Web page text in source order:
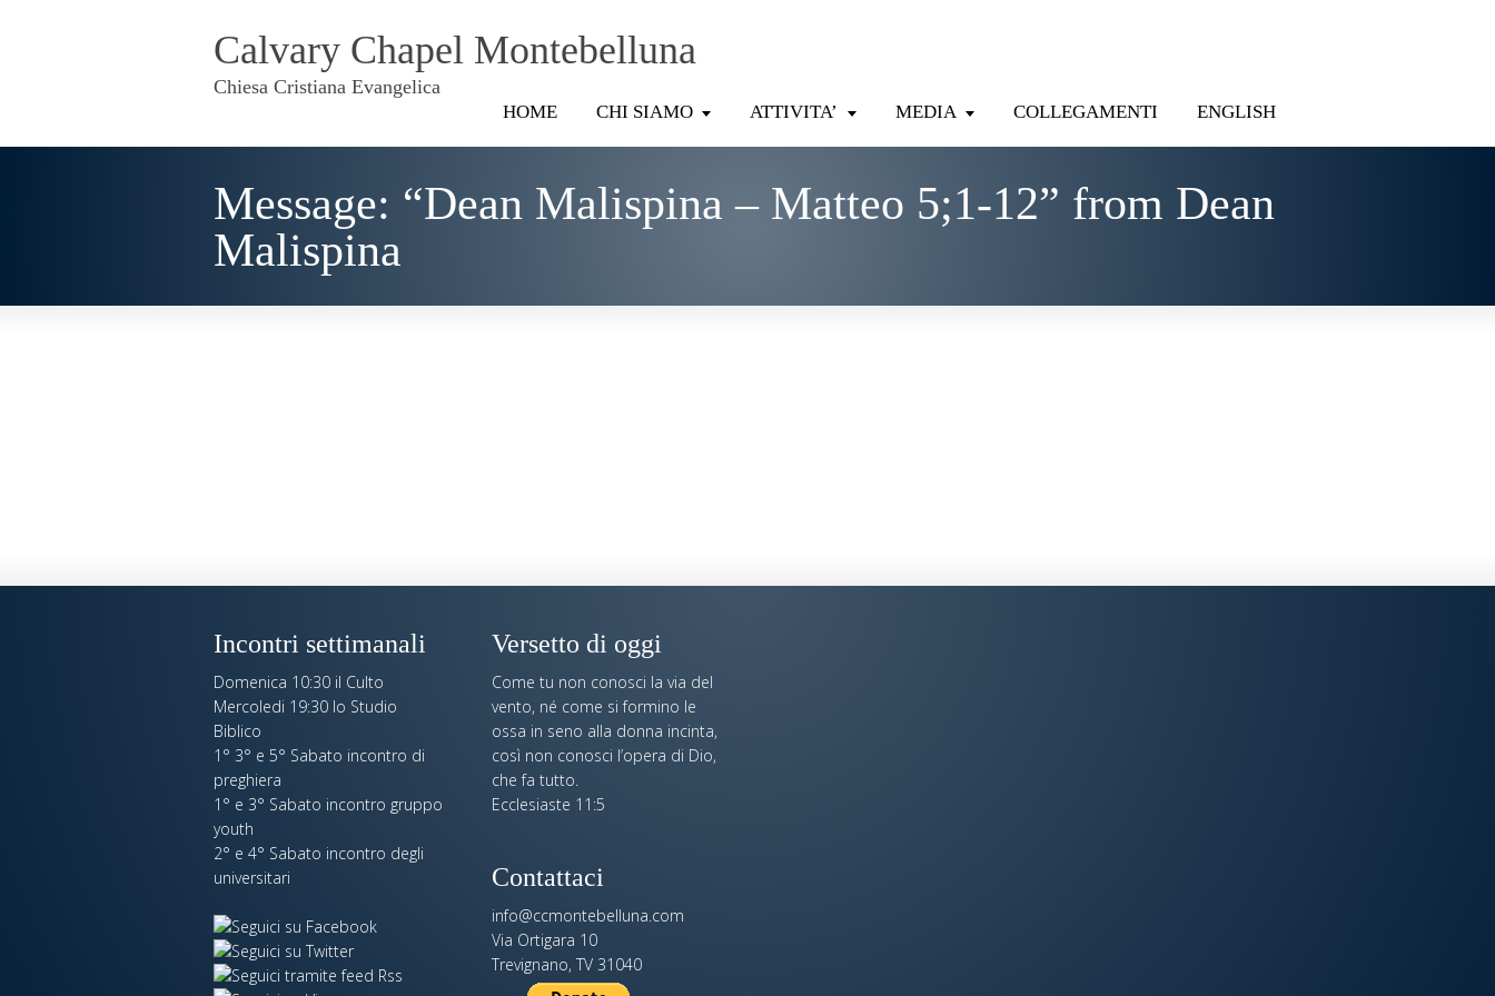
Calvary Chapel Montebelluna
Chiesa Cristiana Evangelica
HOME CHI SIAMO ATTIVITA’ MEDIA COLLEGAMENTI ENGLISH
Message: “Dean Malispina – Matteo 5;1-12” from Dean
Malispina
Incontri settimanali
Domenica 10:30 il Culto
Mercoledi 19:30 lo Studio
Biblico
1° 3° e 5° Sabato incontro di
preghiera
1° e 3° Sabato incontro gruppo
youth
2° e 4° Sabato incontro degli
universitari
Versetto di oggi
Come tu non conosci la via del
vento, né come si formino le
ossa in seno alla donna incinta,
così non conosci l’opera di Dio,
che fa tutto.
Ecclesiaste 11:5
Contattaci
info@ccmontebelluna.com
Via Ortigara 10
Trevignano, TV 31040